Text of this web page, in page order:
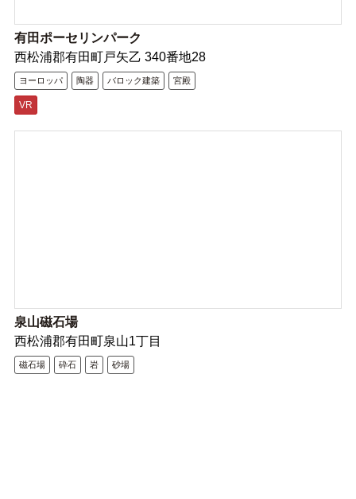
有田ポーセリンパーク
西松浦郡有田町戸矢乙 340番地28
ヨーロッパ 陶器 バロック建築 宮殿
VR
泉山磁石場
西松浦郡有田町泉山1丁目
磁石場 砕石 岩 砂場